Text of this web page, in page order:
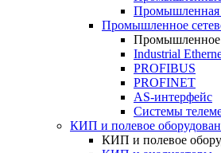
Промышленная
Промышленное
Промышленное
Industrial
PROFIBUS
PROFINET
AS-интерфейс
Системы
КИП и полевое
КИП и полевое